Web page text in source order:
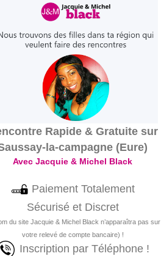
Rapide & Gratuite sur
la-campagne (Eure)
Avec Jacquie & Michel Black
Paiement Totalement
Sécurisé et Discret
du site Jacquie & Michel Black n’apparaîtra pas sur
votre relevé de compte bancaire) !
Inscription par Téléphone !